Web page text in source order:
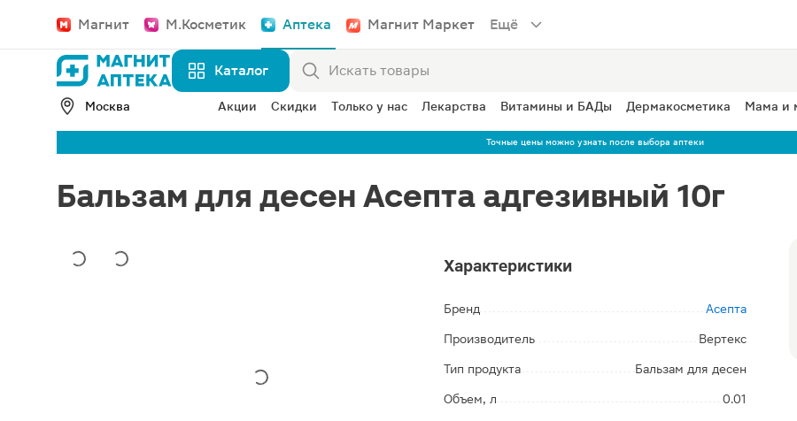
Магнит М.Косметик Аптека Магнит Маркет Ещё
Каталог
Москва Акции Скидки Только у нас Лекарства Витамины и БАДы Дермакосметика Мама и
Точные цены можно узнать после выбора аптеки
Бальзам для десен Асепта адгезивный 10г
Характеристики
Бренд Асепта
Производитель Вертекс
Тип продукта Бальзам для десен
Объем, л 0.01